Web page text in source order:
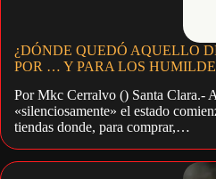
¿DÓNDE QUEDÓ AQUELLO
POR … Y PARA LOS
Por Mkc Cerralvo () Santa Clara.-
«silenciosamente» el estado
tiendas donde, para comprar,…